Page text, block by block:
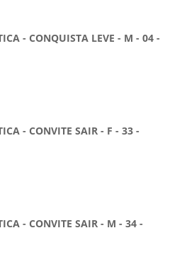
- CONQUISTA LEVE - M - 04 -
- CONVITE SAIR - F - 33 -
- CONVITE SAIR - M - 34 -